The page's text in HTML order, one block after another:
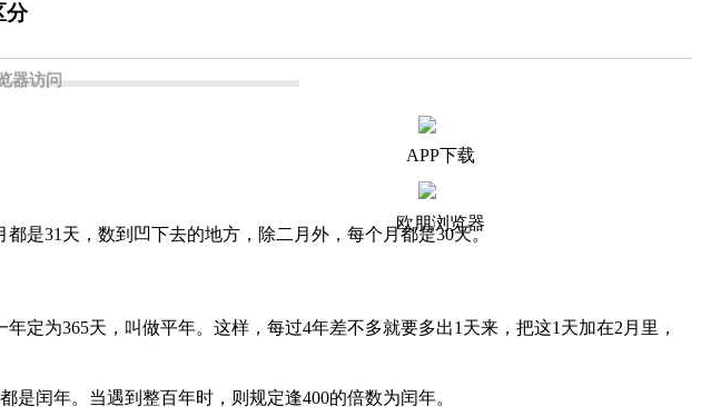
器访问
APP下载
欧朋浏览器
分
31天，数到凹下去的地方，除二月外，每个月都是30天。
为365天，叫做平年。这样，每过4年差不多就要多出1天来，把这1天加在2月里，
闰年。当遇到整百年时，则规定逢400的倍数为闰年。